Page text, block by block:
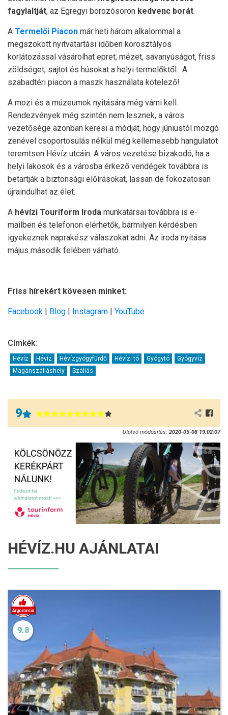
fagylaltját, az Egregyi borozósoron kedvenc borát.
A Termelői Piacon már heti három alkalommal a
megszokott nyitvatartási időben korosztályos
korlátozással vásárolhat epret, mézet, savanyúságot, friss
zöldséget, sajtot és húsokat a helyi termelőktől. A
szabadtéri piacon a maszk használata kötelező!
A mozi és a múzeumok nyitására még várni kell.
Rendezvények még szintén nem lesznek, a város
vezetősége azonban keresi a módját, hogy júniustól mozgó
zenével csoportosulás nélkül még kellemesebb hangulatot
teremtsen Hévíz utcáin. A város vezetése bizakodó, ha a
helyi lakosok és a városba érkező vendégek továbbra is
betartják a biztonsági előírásokat, lassan de fokozatosan
újraindulhat az élet.
A hévízi Touriform Iroda munkatársai továbbra is e-
mailben és telefonon elérhetők, bármilyen kérdésben
igyekeznek naprakész válaszokat adni. Az iroda nyitása
május második felében várható.
Friss hírekért kövesen minket:
Facebook Blog Instagram YouTube
Címkék:
Hévíz Hévíz Hévízgyógyfürdő Hévízi tó Gyógytó
Gyógyvíz
Magánszálláshely
Szállás
9
Utolsó módosítás: 2020-05-08 19:02:07
HÉVÍZ.HU AJÁNLATAI
9.8